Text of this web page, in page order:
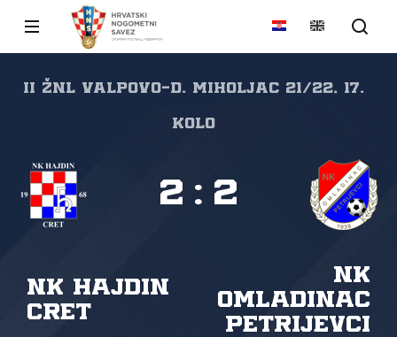
II ŽNL VALPOVO-D. MIHOLJAC 21/22, 17.
kolo
NK Hajdin
Cret
NK
Omladinac
Petrijevci
2 : 2